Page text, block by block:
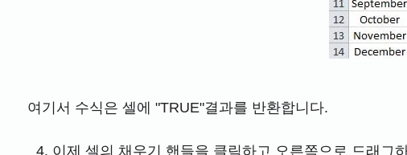
여기서 수식은 셀에 "TRUE"결과를 반환합니다.
이제 셀의 채우기 핸들을 클릭하고 오른쪽으로 드래그